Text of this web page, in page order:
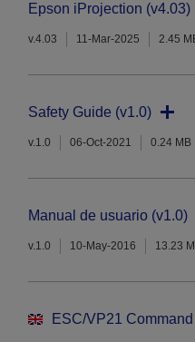
Epson iProjection (v4.03)
v.4.03 11-Mar-2025 2.45
Safety Guide (v1.0)
v.1.0 06-Oct-2021 0.24 MB
Manual de usuario (v1.0)
v.1.0 10-May-2016 13.23
ESC/VP21